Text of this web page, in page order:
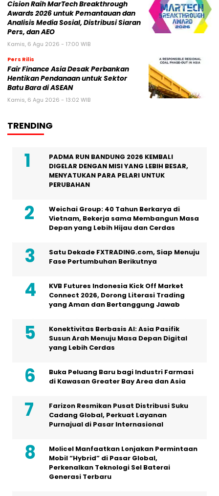
Cision Raih MarTech Breakthrough
Awards 2026 untuk Pemantauan dan
Analisis Media Sosial, Distribusi Siaran
Pers, dan AEO
Kamis, 6 Agu 2026 - 17:00 WIB
Pers Rilis
Fair Finance Asia Desak Perbankan
Hentikan Pendanaan untuk Sektor
Batu Bara di ASEAN
Kamis, 6 Agu 2026 - 13:02 WIB
TRENDING
PADMA RUN BANDUNG 2026 KEMBALI
DIGELAR DENGAN MISI YANG LEBIH BESAR,
MENYATUKAN PARA PELARI UNTUK
PERUBAHAN
Weichai Group: 40 Tahun Berkarya di
Vietnam, Bekerja sama Membangun Masa
Depan yang Lebih Hijau dan Cerdas
Satu Dekade FXTRADING.com, Siap Menuju
Fase Pertumbuhan Berikutnya
KVB Futures Indonesia Kick Off Market
Connect 2026, Dorong Literasi Trading
yang Aman dan Bertanggung Jawab
Konektivitas Berbasis AI: Asia Pasifik
Susun Arah Menuju Masa Depan Digital
yang Lebih Cerdas
Buka Peluang Baru bagi Industri Farmasi
di Kawasan Greater Bay Area dan Asia
Farizon Resmikan Pusat Distribusi Suku
Cadang Global, Perkuat Layanan
Purnajual di Pasar Internasional
Molicel Manfaatkan Lonjakan Permintaan
Mobil “Hybrid” di Pasar Global,
Perkenalkan Teknologi Sel Baterai
Generasi Terbaru